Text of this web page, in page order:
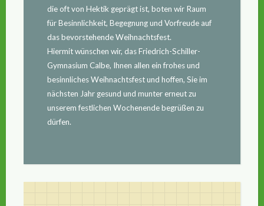
die oft von Hektik geprägt ist, boten wir Raum
für Besinnlichkeit, Begegnung und Vorfreude auf
das bevorstehende Weihnachtsfest.
Hiermit wünschen wir, das Friedrich-Schiller-
Gymnasium Calbe, Ihnen allen ein frohes und
besinnliches Weihnachtsfest und hoffen, Sie im
nächsten Jahr gesund und munter erneut zu
unserem festlichen Wochenende begrüßen zu
dürfen.